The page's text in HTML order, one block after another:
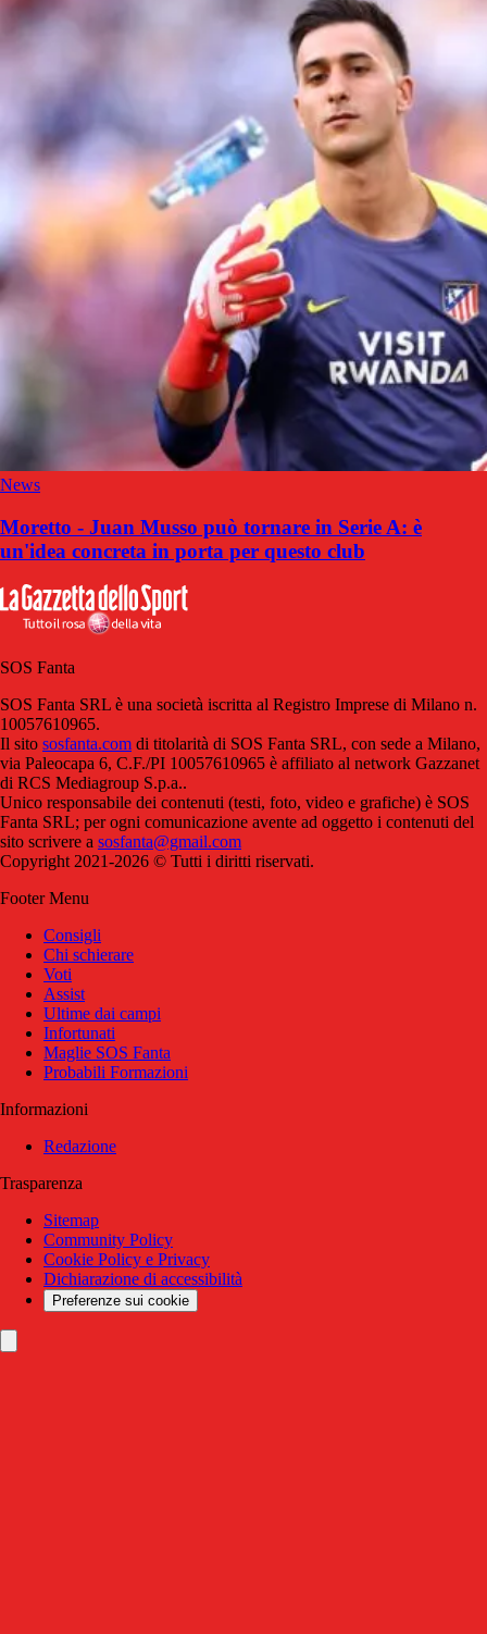
News
Moretto - Juan Musso può tornare in Serie A: è
un'idea concreta in porta per questo club
SOS Fanta
SOS Fanta SRL è una società iscritta al Registro Imprese di Milano n.
10057610965.
Il sito sosfanta.com di titolarità di SOS Fanta SRL, con sede a Milano,
via Paleocapa 6, C.F./PI 10057610965 è affiliato al network Gazzanet
di RCS Mediagroup S.p.a..
Unico responsabile dei contenuti (testi, foto, video e grafiche) è SOS
Fanta SRL; per ogni comunicazione avente ad oggetto i contenuti del
sito scrivere a sosfanta@gmail.com
Copyright 2021-2026 © Tutti i diritti riservati.
Footer Menu
Consigli
Chi schierare
Voti
Assist
Ultime dai campi
Infortunati
Maglie SOS Fanta
Probabili Formazioni
Informazioni
Redazione
Trasparenza
Sitemap
Community Policy
Cookie Policy e Privacy
Dichiarazione di accessibilità
Preferenze sui cookie